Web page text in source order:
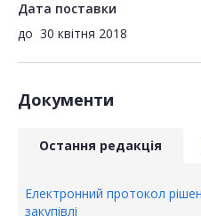
Дата поставки
до 30 квітня 2018
Документи
Остання редакція
Електронний протокол
закупівлі